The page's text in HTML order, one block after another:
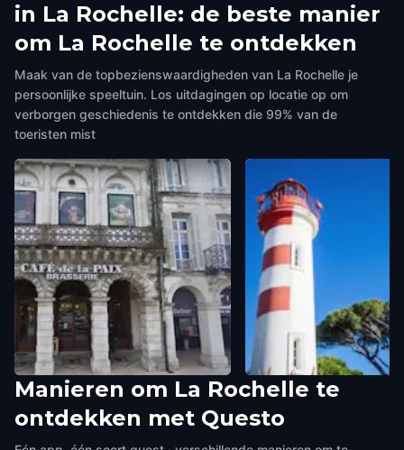
in La Rochelle: de beste manier
om La Rochelle te ontdekken
Maak van de topbezienswaardigheden van La Rochelle je
persoonlijke speeltuin. Los uitdagingen op locatie op om
verborgen geschiedenis te ontdekken die 99% van de
toeristen mist
Café de la Paix
La Rochelle ,France
The Red Lighthouse of
Rochelle
Manieren om La Rochelle te
ontdekken met Questo